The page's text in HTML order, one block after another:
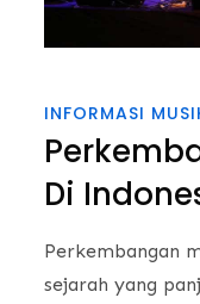
INFORMASI
Di
Perkembangan
sejarah yang